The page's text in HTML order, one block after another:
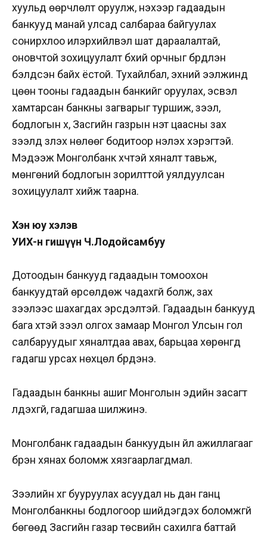
хуульд өөрчлөлт оруулж, үнэхээр гадаадын
банкууд манай улсад салбараа байгуулах
сонирхлоо илэрхийлвэл шат дараалалтай,
оновчтой зохицуулалт бүхий орчныг бүрдүүлэн
бэлдсэн байх ёстой. Тухайлбал, эхний ээлжинд
цөөн тооны гадаадын банкийг оруулах, эсвэл
хамтарсан банкны загварыг туршиж, зээл,
бодлогын хүү, Засгийн газрын үнэт цаасны зах
зээлд үзүүлэх нөлөөг бодитоор үнэлэх хэрэгтэй.
Мэдээж Монголбанк хүчтэй хяналт тавьж,
мөнгөний бодлогын зорилттой уялдуулсан
зохицуулалт хийж таарна.
Хэн юу хэлэв
УИХ-н гишүүн Ч.Лодойсамбуу
Дотоодын банкууд гадаадын томоохон
банкуудтай өрсөлдөж чадахгүй болж, зах
зээлээс шахагдах эрсдэлтэй. Гадаадын банкууд
бага хүүтэй зээл олгох замаар Монгол Улсын гол
салбаруудыг хяналтдаа авах, барьцаа хөрөнгүүд
гадагш урсах нөхцөл бүрдэнэ.
Гадаадын банкны ашиг Монголын эдийн засагт
үлдэхгүй, гадагшаа шилжинэ.
Монголбанк гадаадын банкуудын үйл ажиллагааг
бүрэн хянах боломж хязгаарлагдмал.
Зээлийн хүүг бууруулах асуудал нь дан ганц
Монголбанкны бодлогоор шийдэгдэх боломжгүй
бөгөөд Засгийн газар төсвийн сахилга баттай